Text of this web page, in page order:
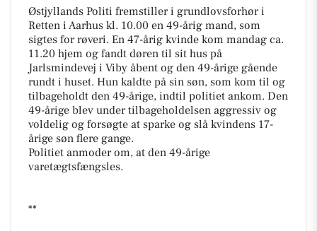
Østjyllands Politi fremstiller i grundlovsforhør i
Retten i Aarhus kl. 10.00 en 49-årig mand, som
sigtes for røveri. En 47-årig kvinde kom mandag ca.
11.20 hjem og fandt døren til sit hus på
Jarlsmindevej i Viby åbent og den 49-årige gående
rundt i huset. Hun kaldte på sin søn, som kom til og
tilbageholdt den 49-årige, indtil politiet ankom. Den
49-årige blev under tilbageholdelsen aggressiv og
voldelig og forsøgte at sparke og slå kvindens 17-
årige søn flere gange.
Politiet anmoder om, at den 49-årige
varetægtsfængsles.
**